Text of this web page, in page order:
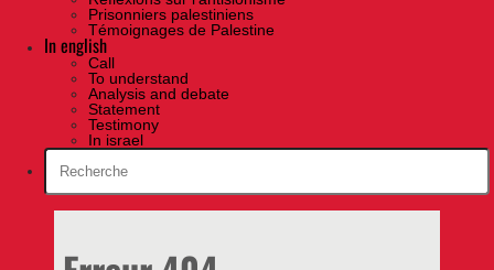
Prisonniers palestiniens
Témoignages de Palestine
In english
Call
To understand
Analysis and debate
Statement
Testimony
In israel